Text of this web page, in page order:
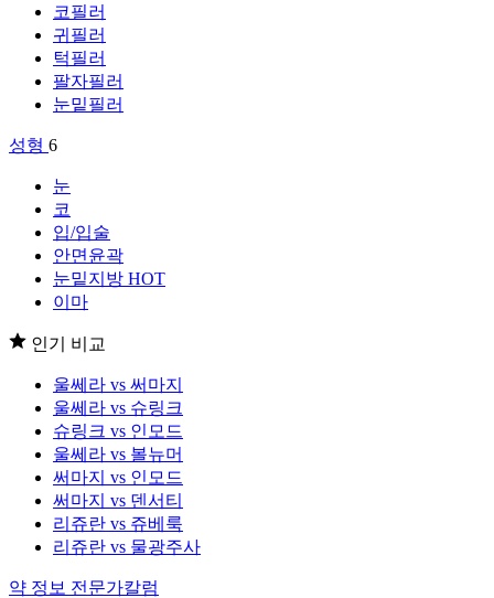
코필러
귀필러
턱필러
팔자필러
눈밑필러
성형 6
눈
코
입/입술
안면윤곽
눈밑지방 HOT
이마
인기 비교
울쎄라 vs 써마지
울쎄라 vs 슈링크
슈링크 vs 인모드
울쎄라 vs 볼뉴머
써마지 vs 인모드
써마지 vs 덴서티
리쥬란 vs 쥬베룩
리쥬란 vs 물광주사
약 정보 전문가칼럼